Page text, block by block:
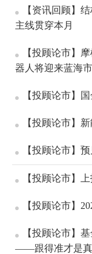
【资讯回顾】
主线贯穿本月
【投顾论市】
器人将迎来蓝海
【投顾论市】
【投顾论市】
【投顾论市】
【投顾论市】
【投顾论市】
【投顾论市】
——跟得准才是